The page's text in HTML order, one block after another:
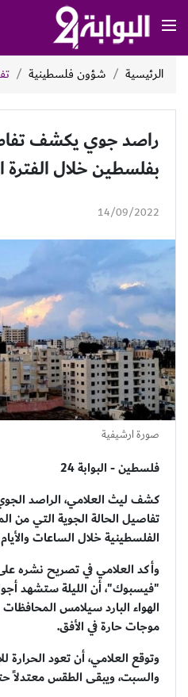
الرئيسية شؤون فلسطينية
راصد جوي يكشف
بفلسطين خلال الفترة
14/09/2022
صورة ارشيفية
فلسطين - البوابة 24
كشف ليث العلامي، الراصد
تفاصيل الحالة الجوية التي من
الفلسطينية خلال الساعات
وأكد العلامي في تصريح نشره
"فيسبوك"، أن الليلة ستشهد
الهواء البارد سيلامس
موجات حارة في الأفق.
وتوقع العلامي، أن تعود
والسبت، ويبقى الطقس معتدلاً